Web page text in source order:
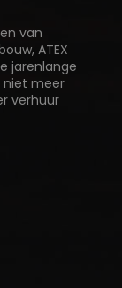
van
ATEX
jarenlange
niet meer
verhuur